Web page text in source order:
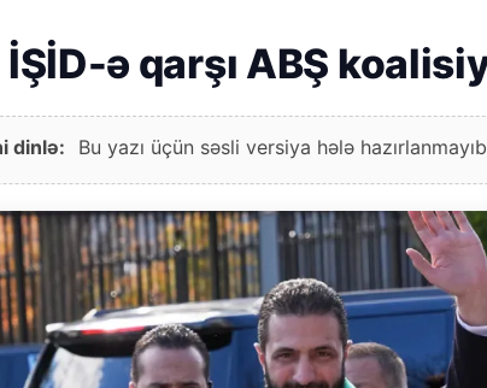
ə qarşı ABŞ
dinlə: Bu yazı üçün səsli versiya hələ